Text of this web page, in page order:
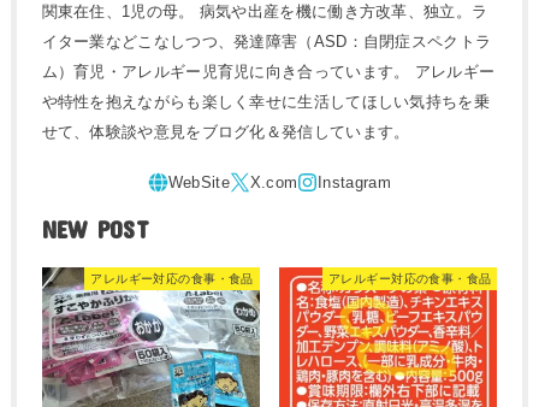
関東在住、1児の母。 病気や出産を機に働き方改革、独立。ラ
イター業などこなしつつ、発達障害（ASD：自閉症スペクトラ
ム）育児・アレルギー児育児に向き合っています。 アレルギー
や特性を抱えながらも楽しく幸せに生活してほしい気持ちを乗
せて、体験談や意見をブログ化＆発信しています。
NEW POST
アレルギー対応の食事・食品 アレルギー対応の食事・食品